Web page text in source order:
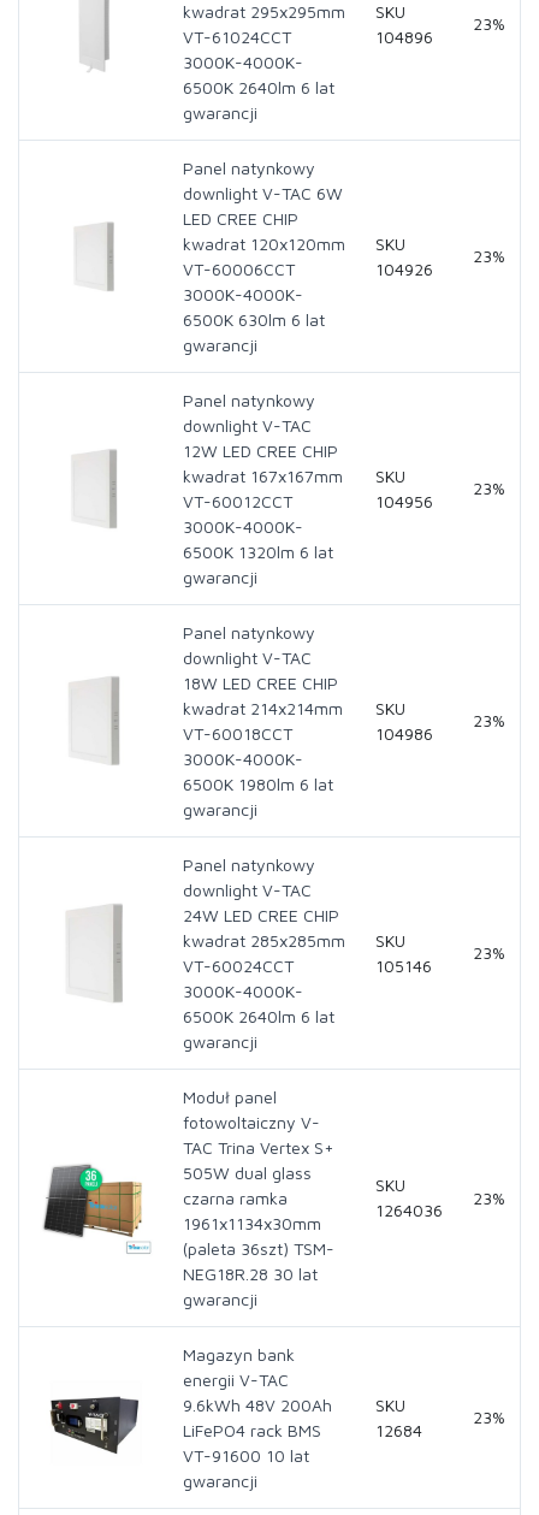
kwadrat 295x295mm
VT-61024CCT
3000K-4000K-
6500K 2640lm 6 lat
gwarancji
SKU
104896
23%
Panel natynkowy
downlight V-TAC 6W
LED CREE CHIP
kwadrat 120x120mm
VT-60006CCT
3000K-4000K-
6500K 630lm 6 lat
gwarancji
SKU
104926
23%
Panel natynkowy
downlight V-TAC
12W LED CREE CHIP
kwadrat 167x167mm
VT-60012CCT
3000K-4000K-
6500K 1320lm 6 lat
gwarancji
SKU
104956
23%
Panel natynkowy
downlight V-TAC
18W LED CREE CHIP
kwadrat 214x214mm
VT-60018CCT
3000K-4000K-
6500K 1980lm 6 lat
gwarancji
SKU
104986
23%
Panel natynkowy
downlight V-TAC
24W LED CREE CHIP
kwadrat 285x285mm
VT-60024CCT
3000K-4000K-
6500K 2640lm 6 lat
gwarancji
SKU
105146
23%
Moduł panel
fotowoltaiczny V-
TAC Trina Vertex S+
505W dual glass
czarna ramka
1961x1134x30mm
(paleta 36szt) TSM-
NEG18R.28 30 lat
gwarancji
SKU
1264036
23%
Magazyn bank
energii V-TAC
9.6kWh 48V 200Ah
LiFePO4 rack BMS
VT-91600 10 lat
gwarancji
SKU
12684
23%